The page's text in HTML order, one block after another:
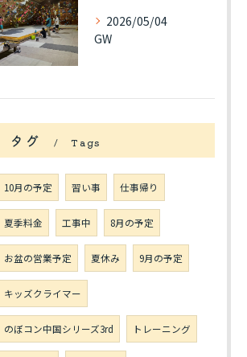
2026/05/04
GW
タグ Tags
10月の予定 習い事 仕事帰り
夏季料金 工事中 8月の予定
お盆の営業予定 夏休み 9月の予定
キッズクライマー
のぼコン中国シリーズ3rd トレーニング